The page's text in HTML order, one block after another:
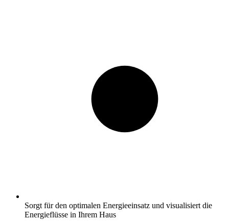
Sorgt für den optimalen Energieeinsatz und visualisiert die
Energieflüsse in Ihrem Haus